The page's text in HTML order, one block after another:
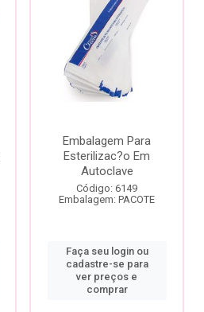
Embalagem Para
Esterilizac?o Em
Autoclave
Código: 6149
Embalagem: PACOTE
Faça seu login ou
cadastre-se para
ver preços e
comprar